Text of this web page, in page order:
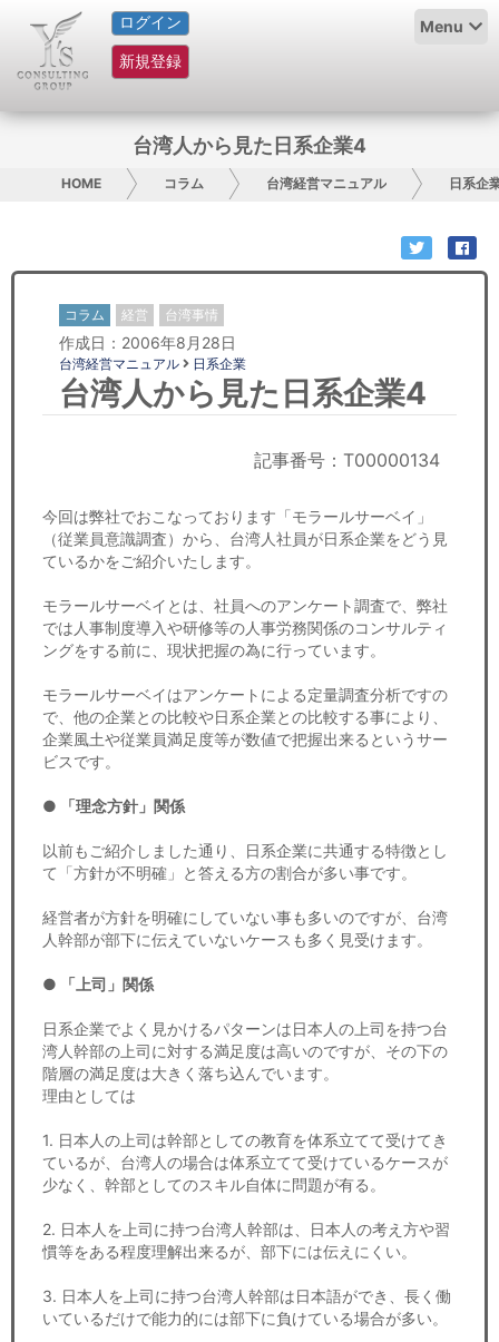
ログイン
新規登録
Menu
HOME
サービス紹介
グループ概要
日本人にPR
コンサルティング
経済ニュース
労務顧問
飲食店情報
台湾人から見た日系企業4
HOME コラム 台湾経営マニュアル 日系企
コラム 経営 台湾事情
作成日：2006年8月28日
台湾経営マニュアル 日系企業
台湾人から見た日系企業4
記事番号：T00000134
今回は弊社でおこなっております「モラールサーベイ」
（従業員意識調査）から、台湾人社員が日系企業をどう見
ているかをご紹介いたします。
モラールサーベイとは、社員へのアンケート調査で、弊社
では人事制度導入や研修等の人事労務関係のコンサルティ
ングをする前に、現状把握の為に行っています。
モラールサーベイはアンケートによる定量調査分析ですの
で、他の企業との比較や日系企業との比較する事により、
企業風土や従業員満足度等が数値で把握出来るというサー
ビスです。
● 「理念方針」関係
以前もご紹介しました通り、日系企業に共通する特徴とし
て「方針が不明確」と答える方の割合が多い事です。
経営者が方針を明確にしていない事も多いのですが、台湾
人幹部が部下に伝えていないケースも多く見受けます。
● 「上司」関係
日系企業でよく見かけるパターンは日本人の上司を持つ台
湾人幹部の上司に対する満足度は高いのですが、その下の
階層の満足度は大きく落ち込んでいます。
理由としては
1. 日本人の上司は幹部としての教育を体系立てて受けてき
ているが、台湾人の場合は体系立てて受けているケースが
少なく、幹部としてのスキル自体に問題が有る。
2. 日本人を上司に持つ台湾人幹部は、日本人の考え方や習
慣等をある程度理解出来るが、部下には伝えにくい。
3. 日本人を上司に持つ台湾人幹部は日本語ができ、長く働
いているだけで能力的には部下に負けている場合が多い。